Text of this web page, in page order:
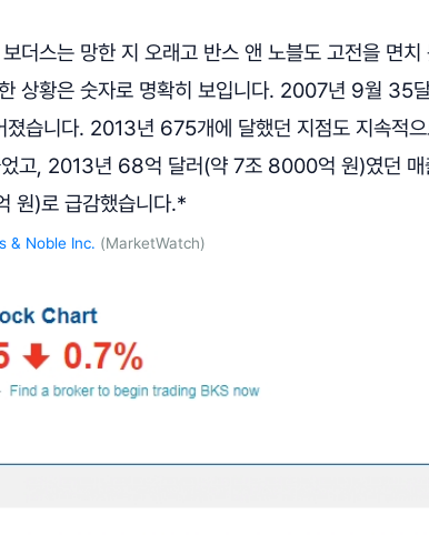
더스는 망한 지 오래고 반스 앤 노블도 고전을 면치
상황은 숫자로 명확히 보입니다. 2007년 9월 35
습니다. 2013년 675개에 달했던 지점도 지속적
고, 2013년 68억 달러(약 7조 8000억 원)였던
원)로 급감했습니다.*
& Noble Inc. (MarketWatch)